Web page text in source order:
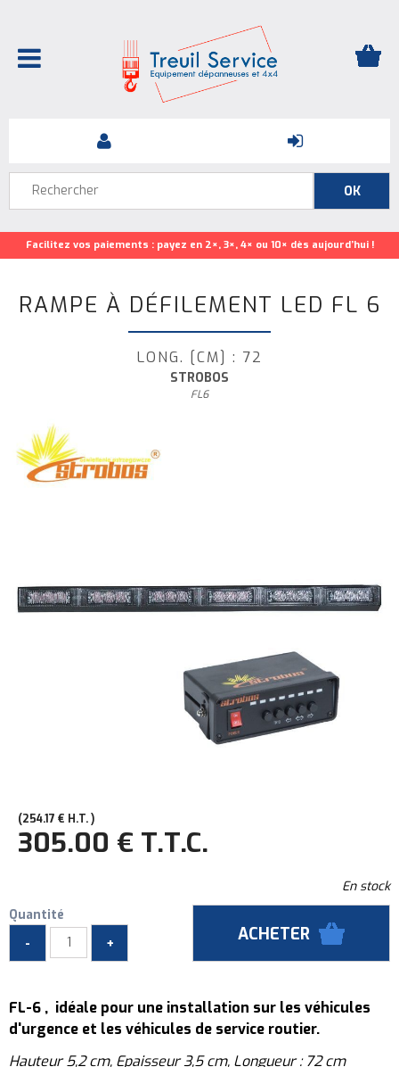
Facilitez vos paiements : payez en 2×, 3×, 4× ou 10× dès aujourd’hui !
RAMPE À DÉFILEMENT LED FL 6
LONG. [CM] : 72
STROBOS
FL6
254.17 € H.T.
305.00 € T.T.C.
En stock
Quantité
FL-6 , idéale pour une installation sur les véhicules
d'urgence et les véhicules de service routier.
Hauteur 5,2 cm, Epaisseur 3,5 cm, Longueur : 72 cm